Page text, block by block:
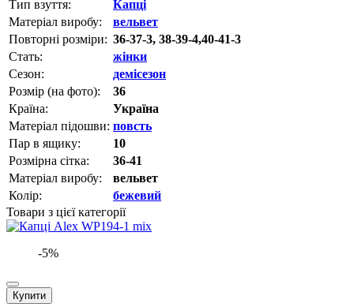
Тип взуття:
Капці
Матеріал виробу:
вельвет
Повторні розміри: 36-37-3, 38-39-4,40-41-3
Стать:
жінки
Сезон:
демісезон
Розмір (на фото):
36
Країна:
Україна
Матеріал підошви: повсть
Пар в ящику:
10
Розмірна сітка:
36-41
Матеріал виробу:
вельвет
Колір:
бежевий
Товари з цієї категорії
-5%
Купити